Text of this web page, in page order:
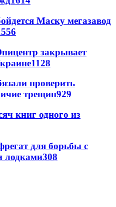
Маску мегазавод
закрывает
1128
проверить
трещин929
книг одного из
для борьбы с
лодками308